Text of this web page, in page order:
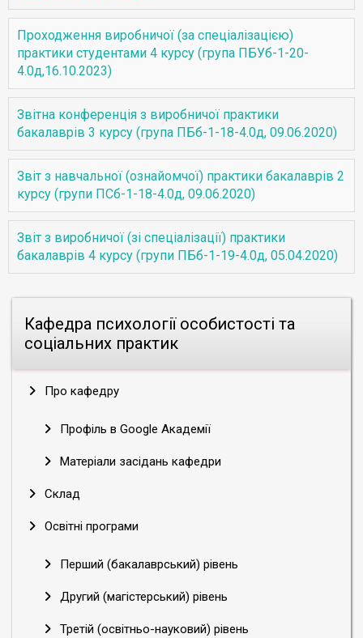
Кафедра психології особистості та
соціальних практик
Про кафедру
Профіль в Google Академії
Матеріали засідань кафедри
Склад
Освітні програми
Перший (бакалаврський) рівень
Другий (магістерський) рівень
Третій (освітньо-науковий) рівень
Проходження виробничої (за спеціалізацією)
практики студентами 4 курсу (група ПБУб-1-20-
4.0д,16.10.2023)
Звітна конференція з виробничої практики
бакалаврів 3 курсу (група ПБб-1-18-4.0д, 09.06.2020)
Звіт з навчальної (ознайомчої) практики бакалаврів 2
курсу (групи ПСб-1-18-4.0д, 09.06.2020)
Звіт з виробничої (зі спеціалізації) практики
бакалаврів 4 курсу (групи ПБб-1-19-4.0д, 05.04.2020)